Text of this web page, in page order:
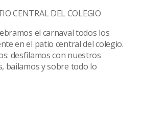
CENTRAL DEL COLEGIO
el carnaval todos los
en el patio central del colegio.
desfilamos con nuestros
bailamos y sobre todo lo